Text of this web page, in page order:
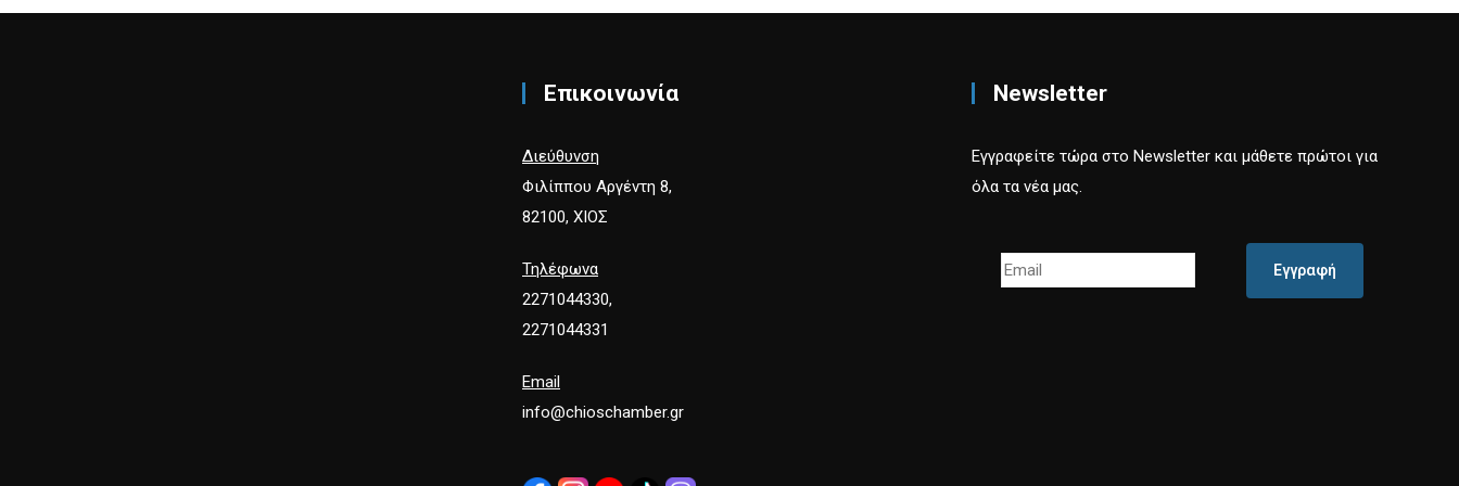
Επικοινωνία
Διεύθυνση
Φιλίππου Αργέντη 8,
82100, ΧΙΟΣ
Τηλέφωνα
2271044330,
2271044331
Email
info@chioschamber.gr
Newsletter
Εγγραφείτε τώρα στο Newsletter και μάθετε πρώτοι για
όλα τα νέα μας.
Εγγραφή